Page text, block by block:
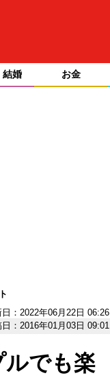
結婚 お金
日：2022年06月22日 06:26
日：2016年01月03日 09:01
でも楽